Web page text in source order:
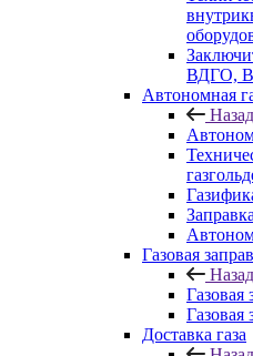
ВДГО,
Автономная
Назад
Газовая
Назад
Газовая
Газовая
Доставка газа